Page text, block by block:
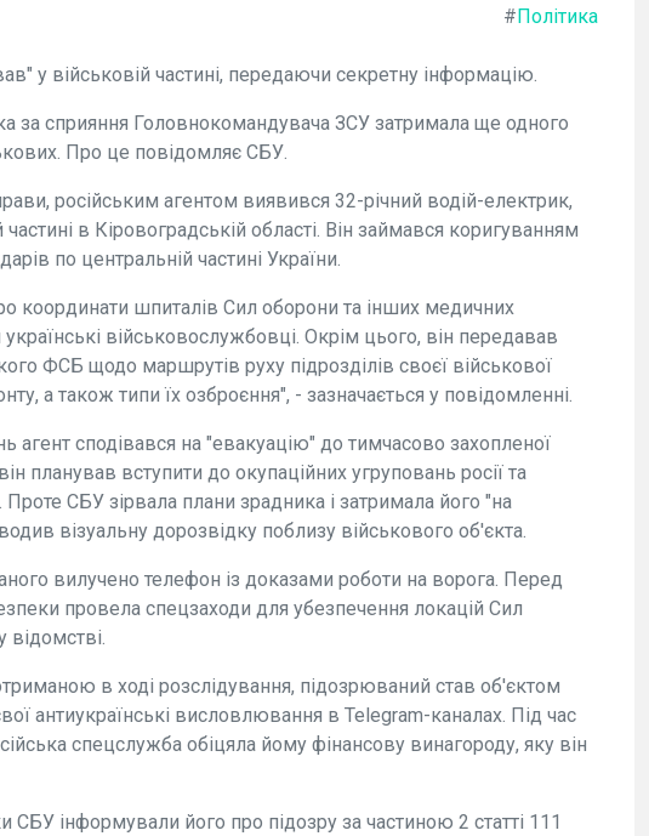
#Політика
у військовій частині, передаючи секретну інформацію.
за сприяння Головнокомандувача ЗСУ затримала ще одного
Про це повідомляє СБУ.
російським агентом виявився 32-річний водій-електрик,
в Кіровоградській області. Він займався коригуванням
по центральній частині України.
координати шпиталів Сил оборони та інших медичних
українські військовослужбовці. Окрім цього, він передавав
ФСБ щодо маршрутів руху підрозділів своєї військової
а також типи їх озброєння", - зазначається у повідомленні.
агент сподівався на "евакуацію" до тимчасово захопленої
планував вступити до окупаційних угруповань росії та
СБУ зірвала плани зрадника і затримала його "на
візуальну дорозвідку поблизу військового об'єкта.
вилучено телефон із доказами роботи на ворога. Перед
провела спецзаходи для убезпечення локацій Сил
відомстві.
в ході розслідування, підозрюваний став об'єктом
антиукраїнські висловлювання в Telegram-каналах. Під час
спецслужба обіцяла йому фінансову винагороду, яку він
СБУ інформували його про підозру за частиною 2 статті 111